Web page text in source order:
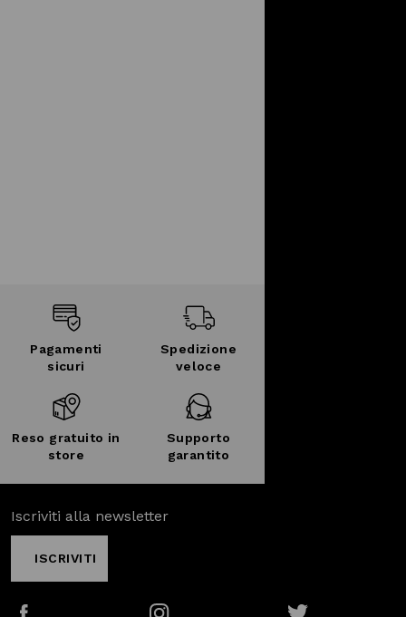
Pagamenti
sicuri
Spedizione
veloce
Reso gratuito in
store
Supporto
garantito
Iscriviti alla newsletter
ISCRIVITI